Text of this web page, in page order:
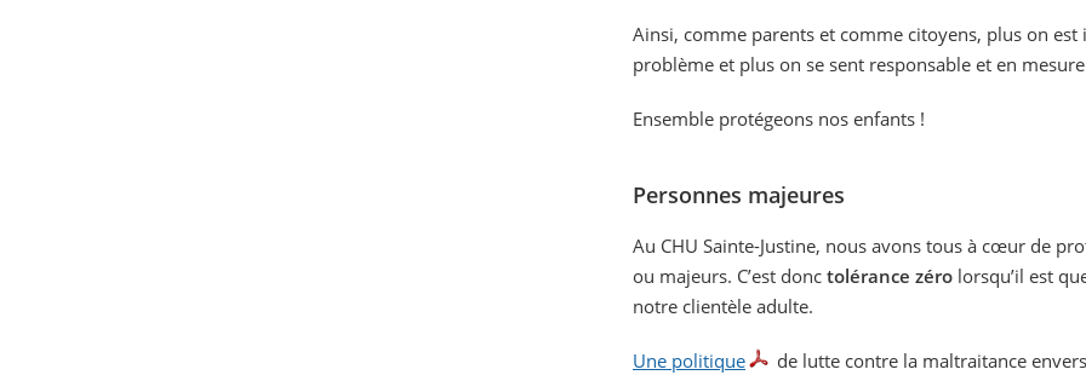
Ainsi, comme parents et comme citoyens, plus on
problème et plus on se sent responsable et en
Ensemble protégeons nos enfants !
Personnes majeures
Au CHU Sainte-Justine, nous avons tous à cœur de
ou majeurs. C’est donc tolérance zéro lorsqu’il est
notre clientèle adulte.
Une politique
de lutte contre la maltraitance